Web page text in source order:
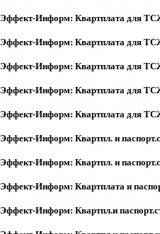
Эффект-Информ: Квартплата для
Эффект-Информ: Квартплата для
Эффект-Информ: Квартплата для
Эффект-Информ: Квартплата для
Эффект-Информ: Квартплата для
Эффект-Информ: Квартпл. и
Эффект-Информ: Квартпл. и
Эффект-Информ: Квартплата и
Эффект-Информ: Квартпл.и